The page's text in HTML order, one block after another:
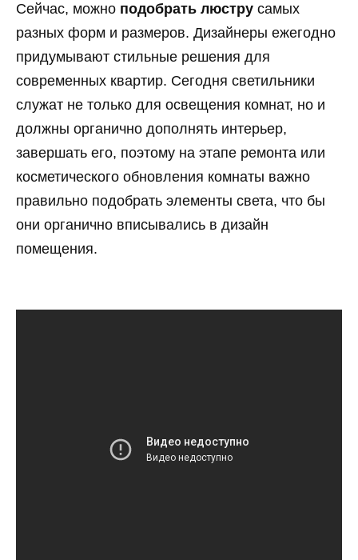
Сейчас, можно подобрать люстру самых
разных форм и размеров. Дизайнеры ежегодно
придумывают стильные решения для
современных квартир. Сегодня светильники
служат не только для освещения комнат, но и
должны органично дополнять интерьер,
завершать его, поэтому на этапе ремонта или
косметического обновления комнаты важно
правильно подобрать элементы света, что бы
они органично вписывались в дизайн
помещения.